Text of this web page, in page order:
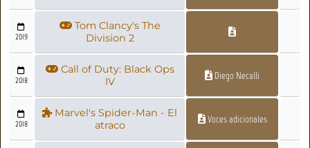
2019
Tom Clancy's The
Division 2
2018
Call of Duty: Black Ops
IV
Diego Necalli
2018
Marvel's Spider-Man - El
atraco
Voces adicionales